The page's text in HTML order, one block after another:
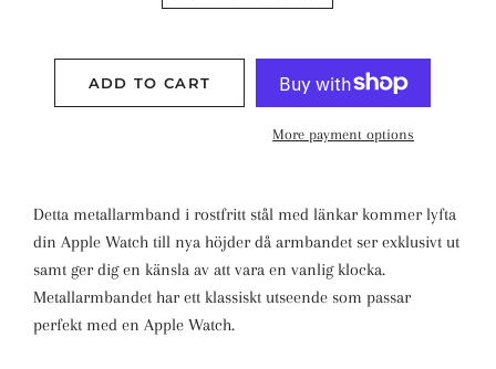
ADD TO CART
More payment options
Detta metallarmband i rostfritt stål med länkar kommer lyfta
din Apple Watch till nya höjder då armbandet ser exklusivt ut
samt ger dig en känsla av att vara en vanlig klocka.
Metallarmbandet har ett klassiskt utseende som passar
perfekt med en Apple Watch.